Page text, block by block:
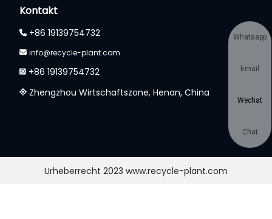
Kontakt
+86 19139754732
info@recycle-plant.com
+86 19139754732
Zhengzhou Wirtschaftszone, Henan, China
Urheberrecht 2023 www.recycle-plant.com
Whatsapp
Email
Wechat
Chat